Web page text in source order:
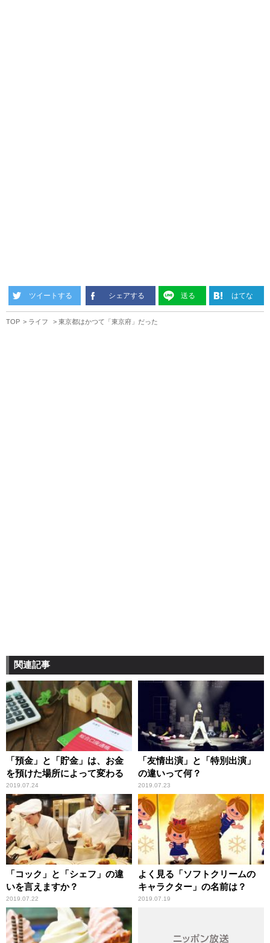
ツイートする シェアする 送る はてな
TOP ライフ 東京都はかつて「東京府」だった
関連記事
「預金」と「貯金」は、お金
を預けた場所によって変わる
2019.07.24
「友情出演」と「特別出演」
の違いって何？
2019.07.23
「コック」と「シェフ」の違
いを言えますか？
2019.07.22
よく見る「ソフトクリームの
キャラクター」の名前は？
2019.07.19